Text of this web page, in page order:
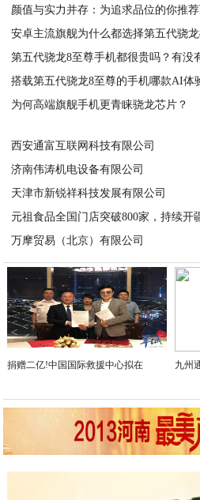
颜值与实力并存：为追求品位的你推
安卓主流旗舰为什么都选择第五代骁
第五代骁龙8至尊手机都很贵吗？有没
搭载第五代骁龙8至尊的手机哪款AI体
为何高端旗舰手机更青睐骁龙芯片？
西安通富互联网科技有限公司
济南伟涛机电设备有限公司
天津市新锐祥科技发展有限公司
元祖食品全国门店突破800家，持续开
万摩贸易（北京）有限公司
捐赠二亿!中国国际救援中心拟在 九州